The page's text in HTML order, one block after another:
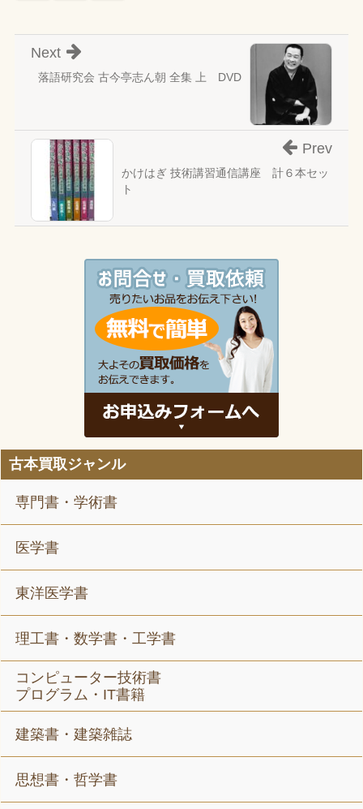
落語研究会 古今亭志ん朝 全集 上 DVD
Next
かけはぎ 技術講習通信講座 計６本セッ
ト
Prev
古本買取ジャンル
専門書・学術書
医学書
東洋医学書
理工書・数学書・工学書
コンピューター技術書
プログラム・IT書籍
建築書・建築雑誌
思想書・哲学書